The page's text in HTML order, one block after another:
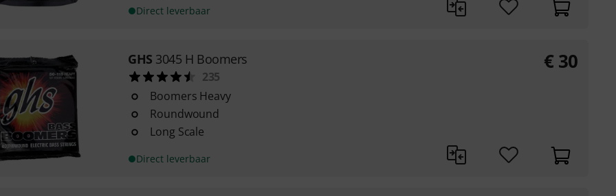
Direct leverbaar
GHS 3045 H Boomers
235
Boomers Heavy
Roundwound
Long Scale
Direct leverbaar
€ 30